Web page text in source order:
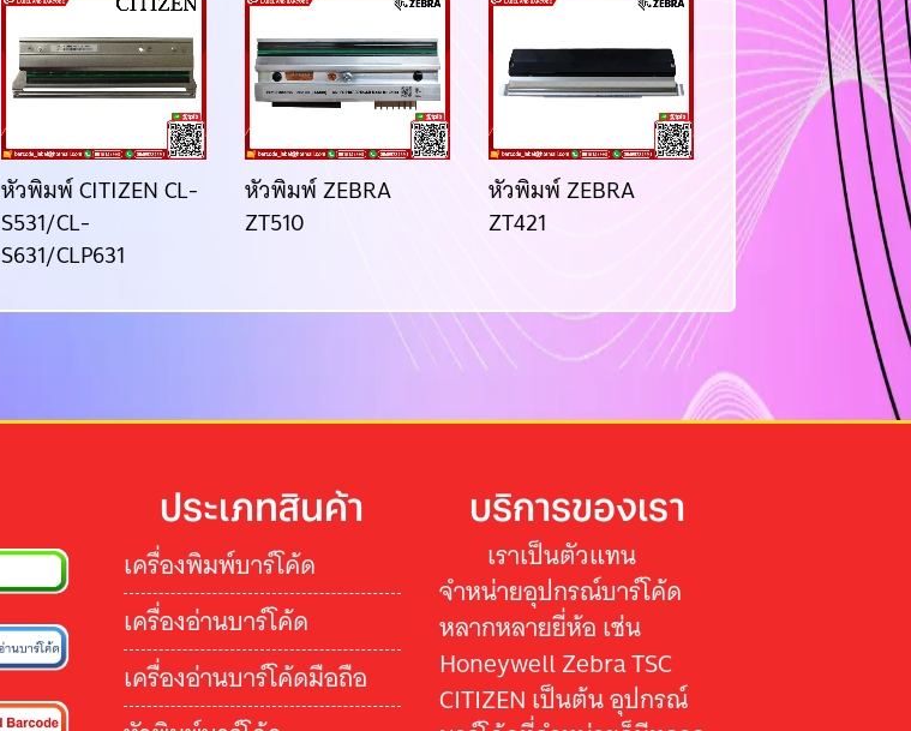
หัวพิมพ์ CITIZEN CL-
S531/CL-
S631/CLP631
หัวพิมพ์ ZEBRA
ZT510
หัวพิมพ์ ZEBRA
ZT421
หัวพิมพ์
PM43
ประเภทสินค้า
เครื่องพิมพ์บาร์โค้ด
เครื่องอ่านบาร์โค้ด
เครื่องอ่านบาร์โค้ดมือถือ
บริการของเรา
เราเป็นตัวแทน
จำหน่ายอุปกรณ์บาร์โค้ด
หลากหลายยี่ห้อ เช่น
Honeywell Zebra TSC
CITIZEN เป็นต้น อุปกรณ์